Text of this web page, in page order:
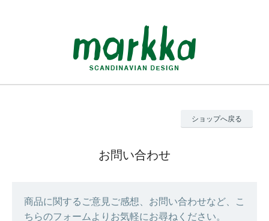
ショップへ戻る
お問い合わせ
商品に関するご意見ご感想、お問い合わせなど、こ
ちらのフォームよりお気軽にお尋ねください。